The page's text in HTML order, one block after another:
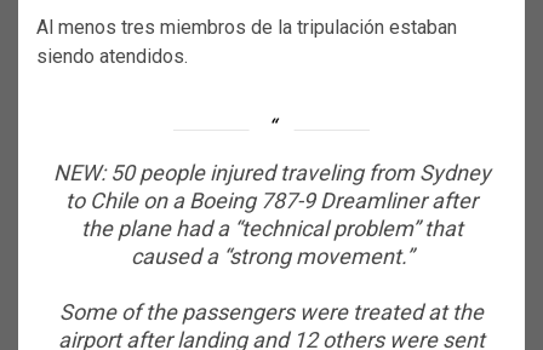
Al menos tres miembros de la tripulación estaban
siendo atendidos.
NEW: 50 people injured traveling from Sydney
to Chile on a Boeing 787-9 Dreamliner after
the plane had a “technical problem” that
caused a “strong movement.”
Some of the passengers were treated at the
airport after landing and 12 others were sent